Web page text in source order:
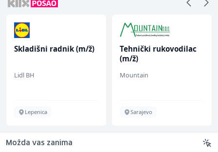
Skladišni radnik (m/ž)
Lidl BH
Lepenica
Tehnički rukovodilac
(m/ž)
Mountain
Sarajevo
Možda vas zanima